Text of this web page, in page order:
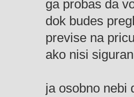
ga probas da
dok budes
previse na
ako nisi
ja osobno nebi